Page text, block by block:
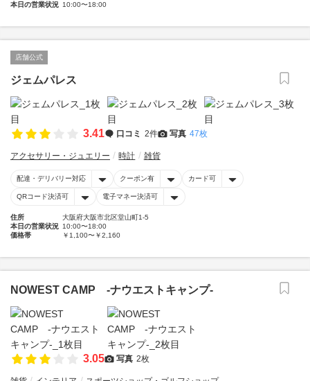
本日の営業状況 10:00〜18:00
店舗公式
ジェムパレス
3.41 口コミ 2件 写真 47枚
アクセサリー・ジュエリー 時計 雑貨
配達・デリバリー対応 クーポン有 カード可
QRコード決済可 電子マネー決済可
住所
大阪府大阪市北区堂山町1-5
本日の営業状況 10:00〜18:00
価格帯
￥1,100〜￥2,160
NOWEST CAMP -ナウエストキャンプ-
3.05 写真 2枚